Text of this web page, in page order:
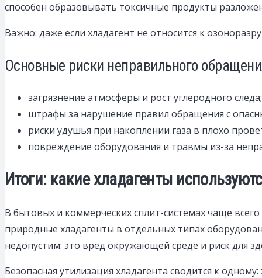
способен образовывать токсичные продукты
Важно: даже если хладагент не относится к
Основные риски неправильного
загрязнение атмосферы и рост углеродного следа;
штрафы за нарушение правил обращения с
риски удушья при накоплении газа в плохо
повреждение оборудования и травмы из-за
Итоги: какие хладагенты
В бытовых и коммерческих сплит-системах чаще
природные хладагенты в отдельных типах
недопустим: это вред окружающей среде и риск для
Безопасная утилизация хладагента сводится к